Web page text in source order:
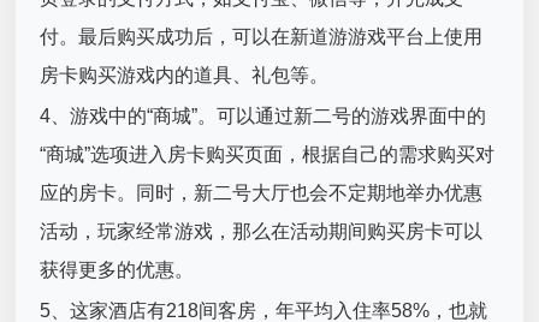
付。最后购买成功后，可以在新道游游戏平台上使用
房卡购买游戏内的道具、礼包等。
4、游戏中的“商城”。可以通过新二号的游戏界面中的
“商城”选项进入房卡购买页面，根据自己的需求购买对
应的房卡。同时，新二号大厅也会不定期地举办优惠
活动，玩家经常游戏，那么在活动期间购买房卡可以
获得更多的优惠。
5、这家酒店有218间客房，年平均入住率58%，也就